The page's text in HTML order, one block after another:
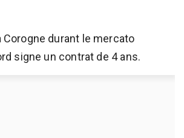
Corogne durant le mercato
signe un contrat de 4 ans.